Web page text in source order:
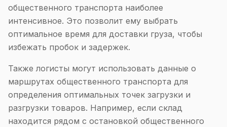
общественного транспорта наиболее
интенсивное. Это позволит ему выбрать
оптимальное время для доставки груза, чтобы
избежать пробок и задержек.
Также логисты могут использовать данные о
маршрутах общественного транспорта для
определения оптимальных точек загрузки и
разгрузки товаров. Например, если склад
находится рядом с остановкой общественного